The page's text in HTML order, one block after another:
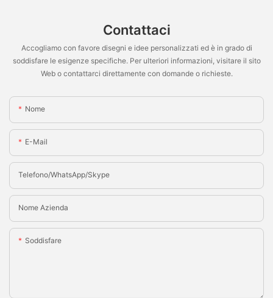
Contattaci
Accogliamo con favore disegni e idee personalizzati ed è in grado di
soddisfare le esigenze specifiche. Per ulteriori informazioni, visitare il sito
Web o contattarci direttamente con domande o richieste.
Nome
E-Mail
Telefono/WhatsApp/Skype
Nome Azienda
Soddisfare